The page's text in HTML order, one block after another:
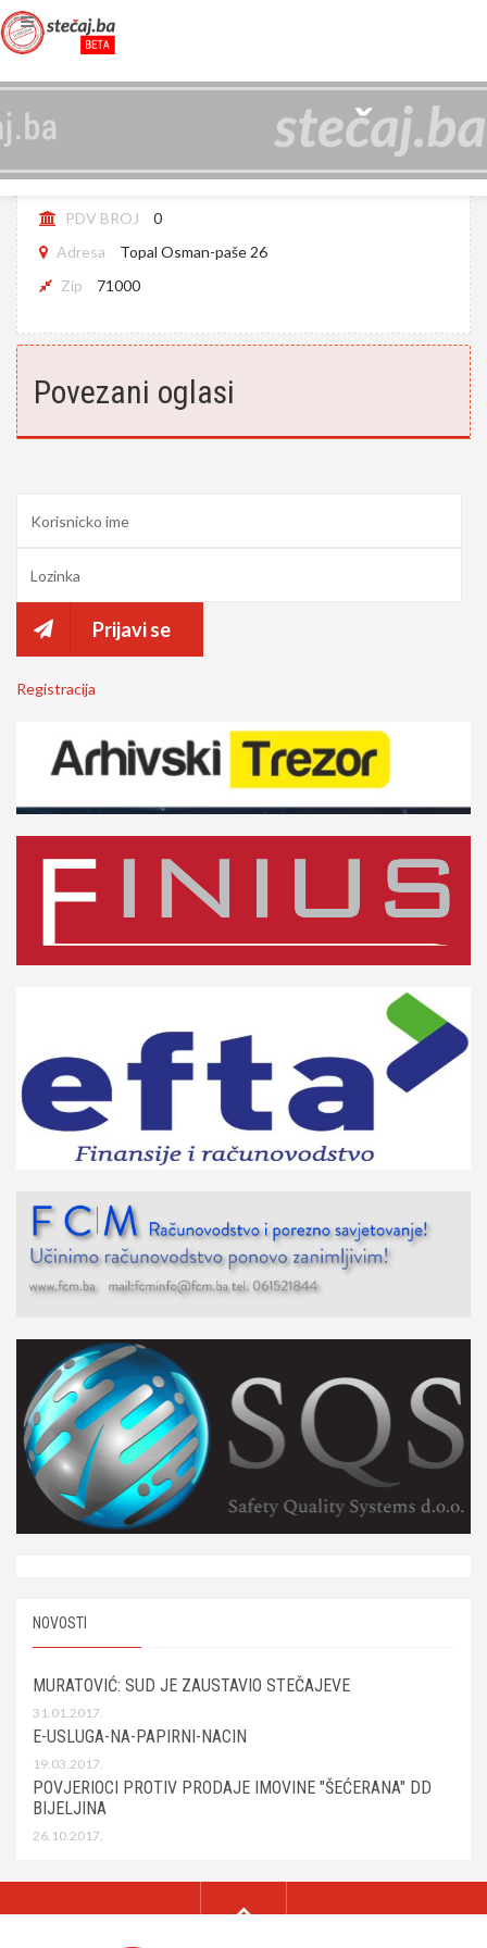
AS LORIS D.O.O. SARAJEVO (LIKVIDIRAN)
JIB 4200526430003
PDV BROJ
0
Adresa
Topal Osman-paše 26
Zip
71000
Povezani oglasi
Prijavi se
Registracija
NOVOSTI
MURATOVIĆ: SUD JE ZAUSTAVIO STEČAJEVE
31.01.2017.
E-USLUGA-NA-PAPIRNI-NACIN
19.03.2017.
POVJERIOCI PROTIV PRODAJE IMOVINE "ŠEĆERANA" DD
BIJELJINA
26.10.2017.